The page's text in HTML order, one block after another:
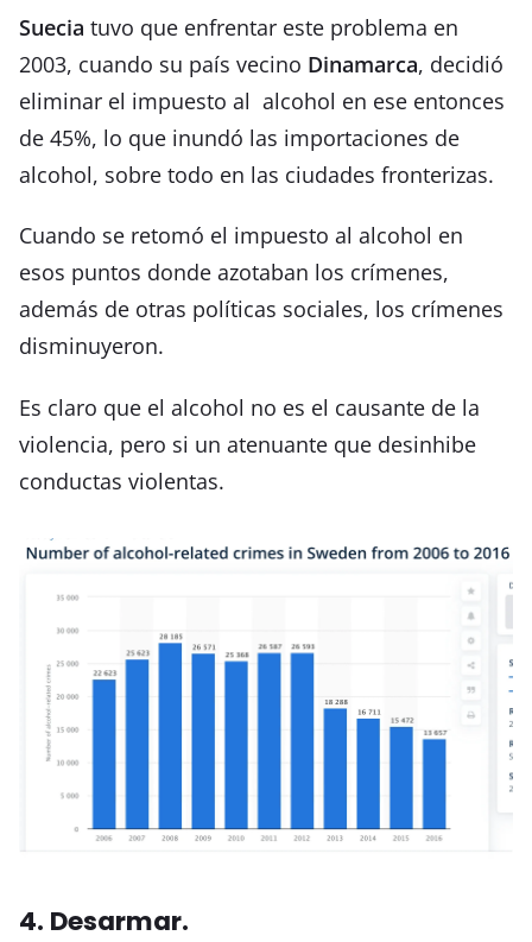
Suecia tuvo que enfrentar este problema en
2003, cuando su país vecino Dinamarca, decidió
eliminar el impuesto al alcohol en ese entonces
de 45%, lo que inundó las importaciones de
alcohol, sobre todo en las ciudades fronterizas.
Cuando se retomó el impuesto al alcohol en
esos puntos donde azotaban los crímenes,
además de otras políticas sociales, los crímenes
disminuyeron.
Es claro que el alcohol no es el causante de la
violencia, pero si un atenuante que desinhibe
conductas violentas.
4. Desarmar.